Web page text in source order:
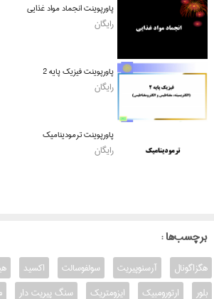
پاورپوینت انجماد مواد غذایی
رایگان
پاورپوینت فیزیک پایه 2
رایگان
پاورپوینت ترمودینامیک
رایگان
: برچسب‌ها
اکسید سولفوسالت آرسنوپیریت
هگزاگونال
سنگ پیریت دار ایزومتریک ارتورومبیک بلور